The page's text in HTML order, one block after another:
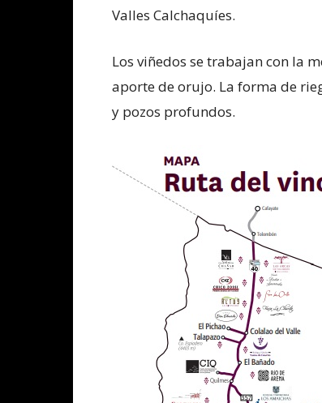
Valles Calchaquíes.
Los viñedos se trabajan con la
aporte de orujo. La forma de
y pozos profundos.